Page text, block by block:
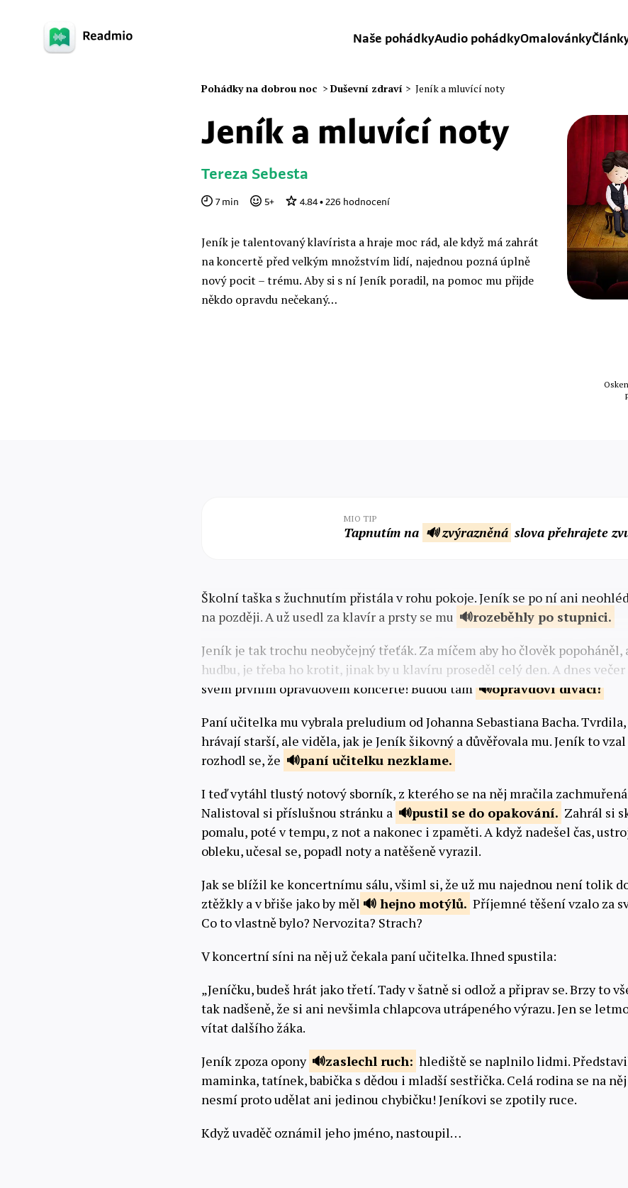
Naše pohádkyAudio pohádkyOmalovánky
Pohádky na dobrou noc > Duševní zdraví > Jeník a mluvící noty
Jeník a mluvící noty
Tereza Sebesta
7min 5+ 4.84• 226 hodnocení
Jeník je talentovaný klavírista a hraje moc rád, ale když má zahrát
na koncertě před velkým množstvím lidí, najednou pozná úplně
nový pocit – trému. Aby si s ní Jeník poradil, na pomoc mu přijde
někdo opravdu nečekaný…
MIO TIP
Tapnutím na 🔊 zvýrazněná slova přehrajete
Školní taška s žuchnutím přistála v rohu pokoje. Jeník se po ní ani
na později. A už usedl za klavír a prsty se mu
rozeběhly po stupnici.
Jeník je tak trochu neobyčejný třeťák. Za míčem aby ho člověk popoháněl,
hudbu, je třeba ho krotit, jinak by u klavíru proseděl celý den. A dnes
svém prvním opravdovém koncertě! Budou tam
opravdovídiváci!
Paní učitelka mu vybrala preludium od Johanna Sebastiana Bacha.
hrávají starší, ale viděla, jak je Jeník šikovný a důvěřovala mu. Jeník to
rozhodl se, že
paní učitelku nezklame.
I teď vytáhl tlustý notový sborník, z kterého se na něj mračila
Nalistoval si příslušnou stránku a
pustil se do opakování. Zahrál si
pomalu, poté v tempu, z not a nakonec i zpaměti. A když nadešel čas,
obleku, učesal se, popadl noty a natěšeně vyrazil.
Jak se blížil ke koncertnímu sálu, všiml si, že už mu najednou není tolik
ztěžkly a v břiše jako by měl
hejno motýlů. Příjemné těšení vzalo za
Co to vlastně bylo? Nervozita? Strach?
V koncertní síni na něj už čekala paní učitelka. Ihned spustila:
„Jeníčku, budeš hrát jako třetí. Tady v šatně si odlož a připrav se. Brzy to
tak nadšeně, že si ani nevšimla chlapcova utrápeného výrazu. Jen se
vítat dalšího žáka.
Jeník zpoza opony
zaslechl ruch: hlediště se naplnilo lidmi.
maminka, tatínek, babička s dědou i mladší sestřička. Celá rodina se na
nesmí proto udělat ani jedinou chybičku! Jeníkovi se zpotily ruce.
Když uvaděč oznámil jeho jméno, nastoupil…